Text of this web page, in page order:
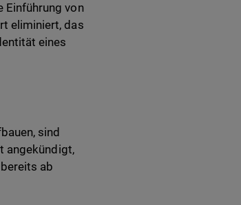
Einführung von
eliminiert, das
eines
sind
angekündigt,
ab